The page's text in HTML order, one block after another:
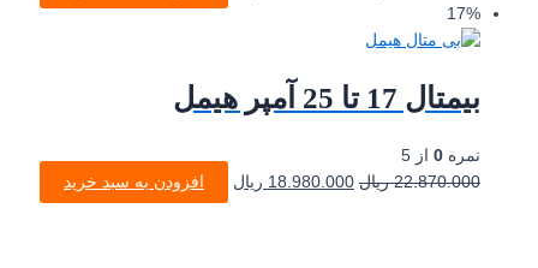
17%
بیمتال 17 تا 25 آمپر هیمل
نمره 0 از 5
22.870.000 ریال 18.980.000 ریال افزودن به سبد خرید